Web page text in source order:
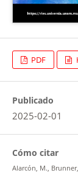
PDF
Publicado
2025-02-01
Cómo citar
Alarcón, M.,